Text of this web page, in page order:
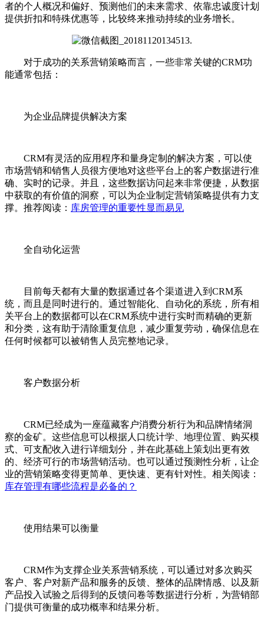
者的个人概况和偏好、预测他们的未来需求、依靠忠诚度计划
提供折扣和特殊优惠等，比较终来推动持续的业务增长。
对于成功的关系营销策略而言，一些非常关键的CRM功
能通常包括：
为企业品牌提供解决方案
CRM有灵活的应用程序和量身定制的解决方案，可以使
市场营销和销售人员很方便地对这些平台上的客户数据进行准
确、实时的记录。并且，这些数据访问起来非常便捷，从数据
中获取的有价值的洞察，可以为企业制定营销策略提供有力支
撑。推荐阅读： 库房管理的重要性显而易见
全自动化运营
目前每天都有大量的数据通过各个渠道进入到CRM系
统，而且是同时进行的。通过智能化、自动化的系统，所有相
关平台上的数据都可以在CRM系统中进行实时而精确的更新
和分类，这有助于清除重复信息，减少重复劳动，确保信息在
任何时候都可以被销售人员完整地记录。
客户数据分析
CRM已经成为一座蕴藏客户消费分析行为和品牌情绪洞
察的金矿。这些信息可以根据人口统计学、地理位置、购买模
式、可支配收入进行详细划分，并在此基础上策划出更有效
的、经济可行的市场营销活动。也可以通过预测性分析，让企
业的营销策略变得更简单、更快速、更有针对性。相关阅读：
库存管理有哪些流程是必备的？
使用结果可以衡量
CRM作为支撑企业关系营销系统，可以通过对多次购买
客户、客户对新产品和服务的反馈、整体的品牌情感、以及新
产品投入试验之后得到的反馈问卷等数据进行分析，为营销部
门提供可衡量的成功概率和结果分析。